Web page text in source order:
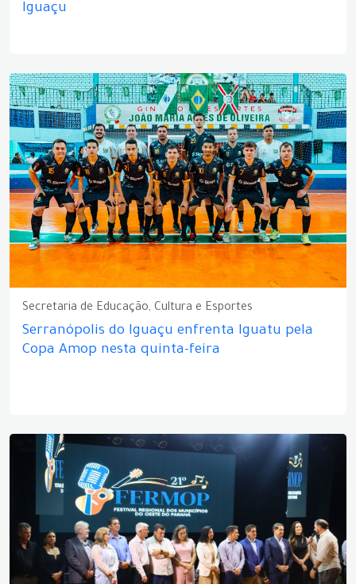
Iguaçu
Secretaria de Educação, Cultura e Esportes
Serranópolis do Iguaçu enfrenta Iguatu pela
Copa Amop nesta quinta-feira